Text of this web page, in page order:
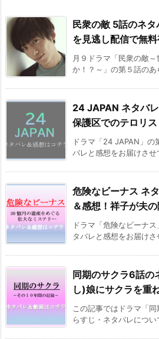
民衆の敵 5話のネ
を見逃し配信で無料
月９ドラマ「民衆の敵
か！？～」の第５話の
24 JAPAN ネタバ
保護区でのテロリ
ドラマ「24 JAPAN」の
バレと感想をお届けさせ
危険なビーナス ネ
＆感想！祥子が夫
ドラマ「危険なビーナ
タバレと感想をお届け
同期のサクラ6話の
し)娘にサクラを重
この記事ではドラマ「
らすじ・ネタバレにつ